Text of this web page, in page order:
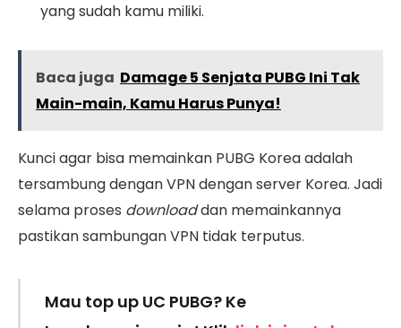
yang sudah kamu miliki.
Baca juga Damage 5 Senjata PUBG Ini Tak
Main-main, Kamu Harus Punya!
Kunci agar bisa memainkan PUBG Korea adalah
tersambung dengan VPN dengan server Korea. Jadi
selama proses downloaddan memainkannya
pastikan sambungan VPN tidak terputus.
Mau top up UC PUBG? Ke